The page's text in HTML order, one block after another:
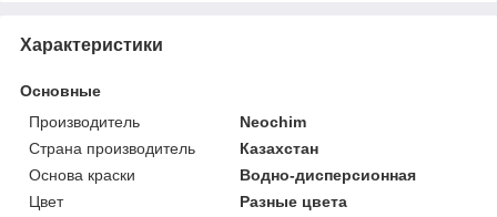
Характеристики
Основные
Производитель
Neochim
Страна производитель
Казахстан
Основа краски
Водно-дисперсионная
Цвет
Разные цвета